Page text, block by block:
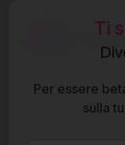
Funzionalità
Ti
Per essere
sulla